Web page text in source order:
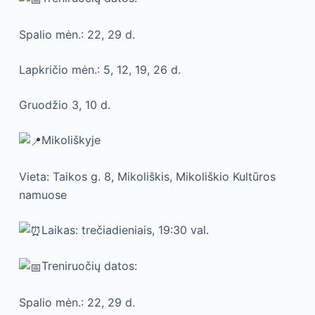
Spalio mėn.: 22, 29 d.
Lapkričio mėn.: 5, 12, 19, 26 d.
Gruodžio 3, 10 d.
Mikoliškyje
Vieta: Taikos g. 8, Mikoliškis, Mikoliškio Kultūros
namuose
Laikas: trečiadieniais, 19:30 val.
Treniruočių datos:
Spalio mėn.: 22, 29 d.